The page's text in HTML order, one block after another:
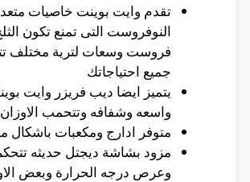
تقدم وايت بوينت خاصيات
النوفروست التى تمنع تكون
فروست وسعات لترية مختلف
جميع احتياجاتك
واسعه وشفافه وتتحمب الاوزان
متوفر ادارج ومكعبات باشكال
مزود بشاشة ديجتل حديثه
وعرص درجه الحرارة وبعض